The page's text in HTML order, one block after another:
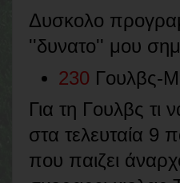
Δυσκολο
''δυνατο'' μου
230 Γουλβς-
Για τη Γουλβς τι
στα τελευταία 9
που παιζει